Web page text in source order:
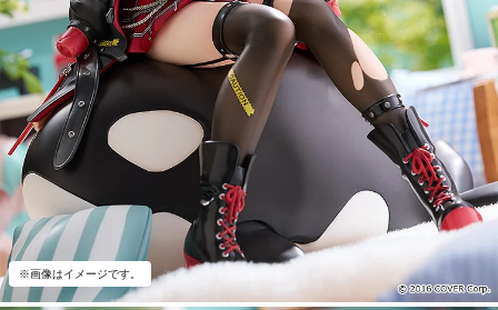
※画像はイメージです。